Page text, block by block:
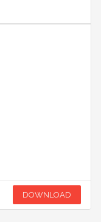
DOWNLOAD